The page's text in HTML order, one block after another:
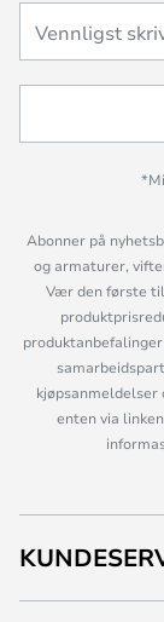
Abonner på
og armaturer,
Vær den første
kjøpsanmeldelser
enten via